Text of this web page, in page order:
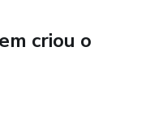
tornando-o um
de diversas áreas.
criou o